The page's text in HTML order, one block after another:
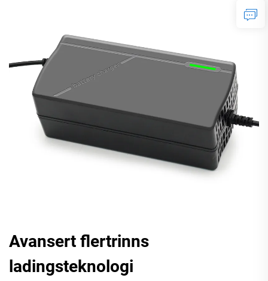
Avansert flertrinns
ladingsteknologi